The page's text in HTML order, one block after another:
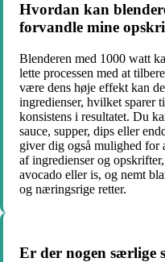
Hvordan kan
forvandle mine
Blenderen med 1000 watt
lette processen med at
være dens høje effekt kan
ingredienser, hvilket
konsistens i resultatet. Du
sauce, supper, dips eller
giver dig også mulighed for
af ingredienser og
avocado eller is, og nemt
og næringsrige retter.
Er der nogen særlige